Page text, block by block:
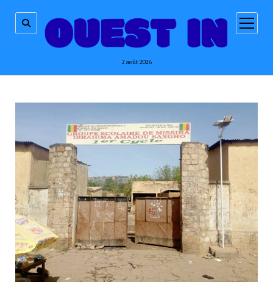
2 août 2026
ouvrir
menu